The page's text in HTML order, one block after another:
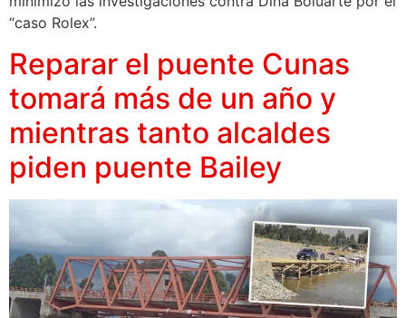
“caso Rolex”.
Reparar el puente Cunas
tomará más de un año y
mientras tanto alcaldes
piden puente Bailey